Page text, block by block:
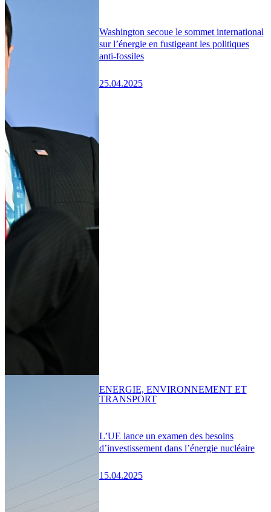
Washington secoue le sommet international
sur l’énergie en fustigeant les politiques
anti-fossiles
25.04.2025
L’UE lance un examen des besoins
d’investissement dans l’énergie nucléaire
15.04.2025
ENERGIE, ENVIRONNEMENT ET
TRANSPORT